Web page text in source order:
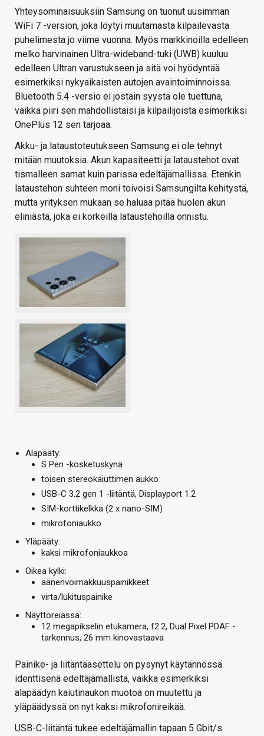
Yhteysominaisuuksiin Samsung on tuonut uusimman
WiFi 7 -version, joka löytyi muutamasta kilpailevasta
puhelimesta jo viime vuonna. Myös markkinoilla edelleen
melko harvinainen Ultra-wideband-tuki (UWB) kuuluu
edelleen Ultran varustukseen ja sitä voi hyödyntää
esimerkiksi nykyaikaisten autojen avaintoiminnoissa.
Bluetooth 5.4 -versio ei jostain syystä ole tuettuna,
vaikka piiri sen mahdollistaisi ja kilpailijoista esimerkiksi
OnePlus 12 sen tarjoaa.
Akku- ja lataustoteutukseen Samsung ei ole tehnyt
mitään muutoksia. Akun kapasiteetti ja lataustehot ovat
tismalleen samat kuin parissa edeltäjämallissa. Etenkin
lataustehon suhteen moni toivoisi Samsungilta kehitystä,
mutta yrityksen mukaan se haluaa pitää huolen akun
eliniästä, joka ei korkeilla lataustehoilla onnistu.
Alapääty:
S Pen -kosketuskynä
toisen stereokaiuttimen aukko
USB-C 3.2 gen 1 -liitäntä, Displayport 1.2
SIM-korttikelkka (2 x nano-SIM)
mikrofoniaukko
Yläpääty:
kaksi mikrofoniaukkoa
Oikea kylki:
äänenvoimakkuuspainikkeet
virta/lukituspainike
Näyttöreiässä:
12 megapikselin etukamera, f2.2, Dual Pixel PDAF -
tarkennus, 26 mm kinovastaava
Painike- ja liitäntäasettelu on pysynyt käytännössä
identtisenä edeltäjämallista, vaikka esimerkiksi
alapäädyn kaiutinaukon muotoa on muutettu ja
yläpäädyssä on nyt kaksi mikrofonireikää.
USB-C-liitäntä tukee edeltäjämallin tapaan 5 Gbit/s